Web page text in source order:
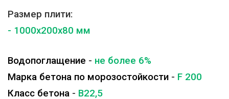
Размер плити:
- 1000x200x80 мм
Водопоглащение - не более 6%
Марка бетона по морозостойкости - F 200
Класс бетона - B22,5